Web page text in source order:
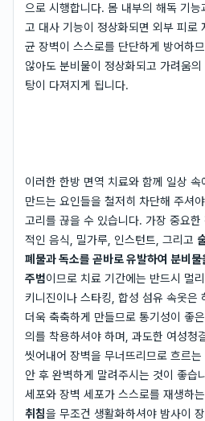
으로 시행합니다. 몸 내부의 해독 기
고 대사 기능이 정상화되면 외부 피로
균 장벽이 스스로를 단단하게 방어하
않아도 분비물이 정상화되고 가려움
탕이 다져지게 됩니다.
이러한 한방 면역 치료와 함께 일상
만드는 요인들을 철저히 차단해 주셔
고리를 끊을 수 있습니다. 가장 중요
적인 음식, 밀가루, 인스턴트, 그리고
폐물과 독소를 곧바로 유발하여 분비
주범이므로 치료 기간에는 반드시 멀
키니진이나 스타킹, 합성 섬유 속옷은
더욱 축축하게 만들므로 통기성이 좋
의를 착용하셔야 하며, 과도한 여성청
씻어내어 장벽을 무너뜨리므로 흐르
안 후 완벽하게 말려주시는 것이 좋습
세포와 장벽 세포가 스스로를 재생하
취침을 무조건 생활화하셔야 밤사이